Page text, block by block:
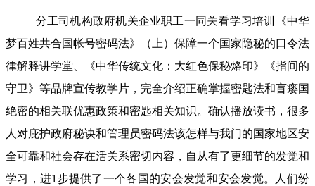
分工司机构政府机关企业职工一同关看学习培训《中华
梦百姓共合国帐号密码法》（上）保障一个国家隐秘的口令法
律解释讲学堂、《中华传统文化：大红色保秘烙印》《指间的
守卫》等品牌宣传教学片，完全介绍正确掌握密匙法和盲瘘国
绝密的相关联优惠政策和密匙相关知识。确认播放读书，很多
人对庇护政府秘诀和管理员密码法该怎样与我门的国家地区安
全可靠和社会存在活关系密切内容，自从有了更细节的发觉和
学习，进1步提供了一个各国的安会发觉和安会发觉。人们纷